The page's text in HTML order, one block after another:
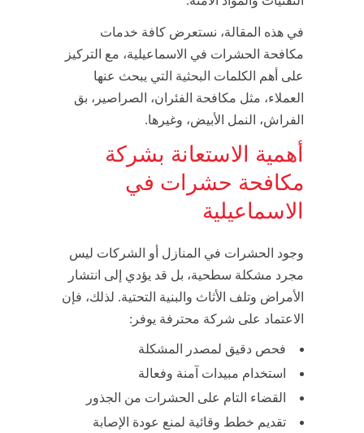
في هذه المقالة، نستعرض كافة خدمات
مكافحة الحشرات في الاسماعيلية، مع التركيز
على أهم الكلمات البحثية التي يبحث عنها
العملاء، مثل مكافحة الفئران، الصراصير، بق
الفراش، النمل الأبيض، وغيرها.
أهمية الاستعانة بشركة
مكافحة حشرات في
الاسماعيلية
وجود الحشرات في المنازل أو الشركات ليس
مجرد مشكلة سطحية، بل قد يؤدي إلى انتشار
الأمراض وتلف الأثاث والبنية التحتية. لذلك، فإن
الاعتماد على شركة محترفة يوفر:
فحص دقيق لمصدر المشكلة
استخدام مبيدات آمنة وفعالة
القضاء التام على الحشرات من الجذور
تقديم خطط وقائية لمنع عودة الإصابة